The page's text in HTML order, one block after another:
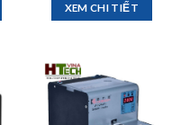
XEM CHI TIẾT
Add to
wishlist